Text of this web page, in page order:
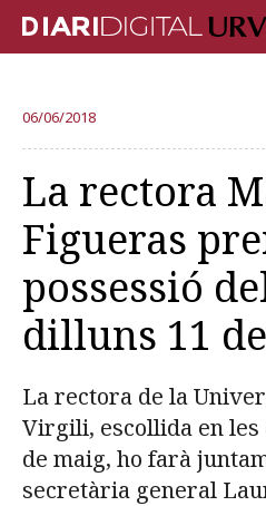
RECERCA
DOCÈNCIA
INSTITUCIÓ
VIDA AL CAMPUS
COMUNITAT URV
Més categories
06/06/2018
La rectora
Figueras
possessió
dilluns 11
La rectora de la
Virgili, escollida en les
de maig, ho farà
secretària general